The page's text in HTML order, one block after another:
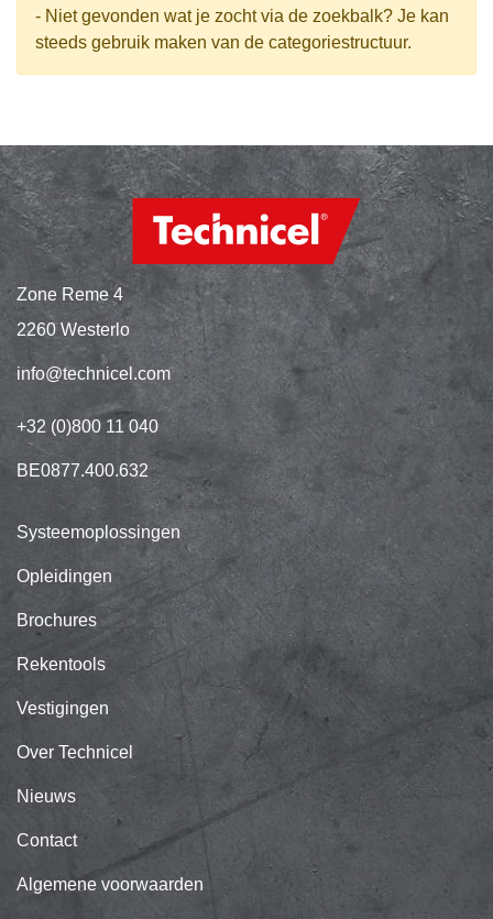
- Niet gevonden wat je zocht via de zoekbalk? Je kan
steeds gebruik maken van de categoriestructuur.
Zone Reme 4
2260 Westerlo
info@technicel.com
+32 (0)800 11 040
BE0877.400.632
Systeemoplossingen
Opleidingen
Brochures
Rekentools
Vestigingen
Over Technicel
Nieuws
Contact
Algemene voorwaarden